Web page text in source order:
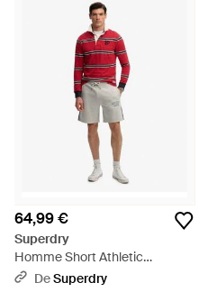
64,99 €
Superdry
Homme Short Athletic
Essentials Taille - Rouge
DeSuperdry